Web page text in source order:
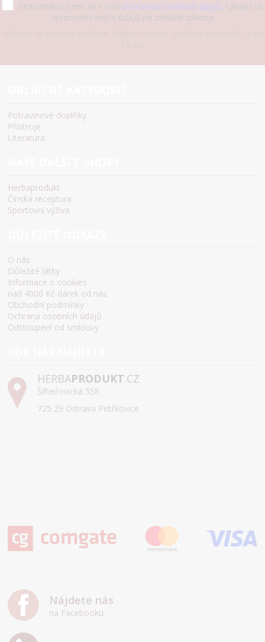
Seznámil(a) jsem se s vaší Ochranou osobních údajů, týkající se
zpracování mých údajů na základě zákona
Potravinové doplňky
Přístroje
Literatura
Herbaprodukt
Čínská receptura
Sportovní výživa
O nás
Důležité látky
Informace o cookies
nad 4000 Kč dárek od nás
Obchodní podmínky
Ochrana osobních údajů
Odstoupení od smlouvy
HERBAPRODUKT.CZ
Šilheřovická 558
725 29 Ostrava Petřkovice
Nájdete nás
na Facebooku